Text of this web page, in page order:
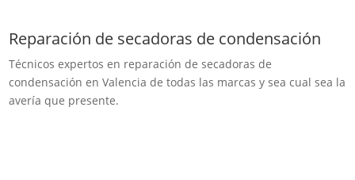
Reparación de secadoras de condensación
Técnicos expertos en reparación de secadoras de
condensación en Valencia de todas las marcas y sea cual sea la
avería que presente.